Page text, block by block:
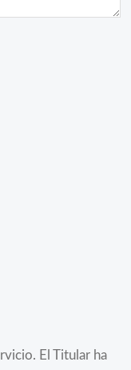
El Titular ha